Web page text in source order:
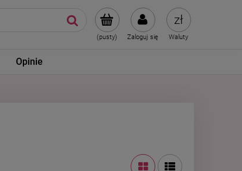
(pusty) Zaloguj się Waluty
Opinie